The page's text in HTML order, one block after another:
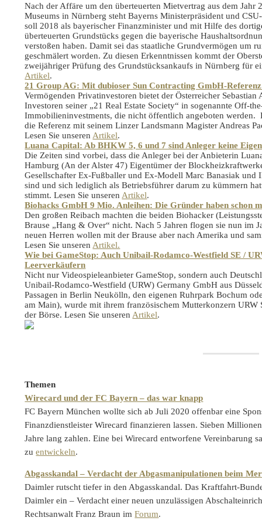
Nach der Affäre um den überteuerten Mietvertrag aus dem Jahr
Museums in Nürnberg steht Bayerns Ministerpräsident und
soll 2018 als bayerischer Finanzminister und mit Hilfe des
überteuerten Grundstücks gegen die bayerische
verstoßen haben. Damit sei das staatliche Grundvermögen um
geschmälert worden. Zu diesen Erkenntnissen kommt der
zweijähriger Prüfung des Grundstücksankaufs in Nürnberg für
Artikel.
21 Group AG: Mit dubioser Sun Contracting GmbH-
Vermögenden Privatinvestoren bietet der Österreicher
Investoren seiner „21 Real Estate Society“ in sogenannte Off-
Immobilieninvestments, die nicht öffentlich angeboten
die Referenz mit seinem Linzer Landsmann Magister Andreas
Lesen Sie unseren Artikel.
Luana Capital: Ab BHKW 5, 6 und 7 sind Anleger keine
Die Zeiten sind vorbei, dass die Anleger bei der Anbieterin
Hamburg (An der Alster 47) Eigentümer der
Gesellschafter Ex-Fußballer und Ex-Modell Marc Banasiak
sind und sich lediglich als Betriebsführer darum zu kümmern
stimmt. Lesen Sie unseren Artikel.
Biohacks GmbH 9 Mio. Anleihen: Die Gründer haben schon
Den großen Reibach machten die beiden Biohacker
Brause „Hang & Over“ nicht. Nach 5 Jahren flogen sie nun im
neuen Herren wollen mit der Brause aber nach Amerika und
Lesen Sie unseren Artikel.
Wie bei GameStop: Auch Unibail-Rodamco-Westfield SE /
Leerverkäufern
Nicht nur Videospieleanbieter GameStop, sondern auch
Unibail-Rodamco-Westfield (URW) Germany GmbH aus
Passagen in Berlin Neukölln, den eigenen Ruhrpark Bochum
am Main), wurde mit ihrem französischem Mutterkonzern
der Börse. Lesen Sie unseren Artikel.
Themen
Wirecard und der FC Bayern – das war knapp
FC Bayern München wollte sich ab Juli 2020 offenbar eine
Finanzdienstleister Wirecard finanzieren lassen. Sieben
Jahre lang zahlen. Eine bei Wirecard entworfene Vereinbarung
zuentwickeln.
Abgasskandal – Verdacht der Abgasmanipulationen beim
Daimler rutscht tiefer in den Abgasskandal. Das Kraftfahrt-
Daimler ein – Verdacht einer neuen unzulässigen
Rechtsanwalt Franz Braun imForum.